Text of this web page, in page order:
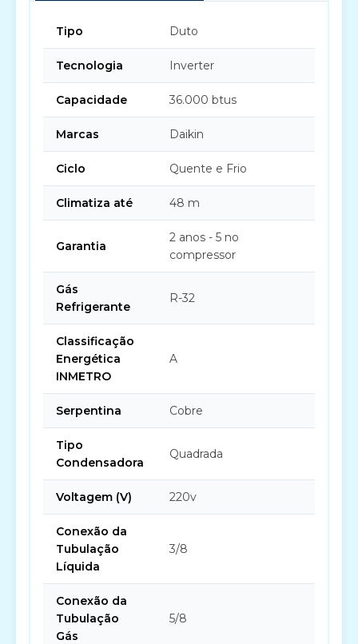
Tipo Duto
Tecnologia Inverter
Capacidade 36.000 btus
Marcas Daikin
Ciclo Quente e Frio
Climatiza até 48 m
Garantia
2 anos - 5 no
compressor
Gás
Refrigerante
R-32
Classificação
Energética
INMETRO
A
Serpentina Cobre
Tipo
Condensadora
Quadrada
Voltagem (V) 220v
Conexão da
Tubulação
Líquida
3/8
Conexão da
Tubulação
Gás
5/8